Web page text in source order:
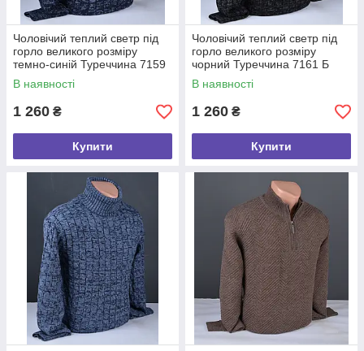
Чоловічий теплий светр під
горло великого розміру
темно-синій Туреччина 7159
Б
В наявності
1 260 ₴
Купити
Чоловічий теплий светр під
горло великого розміру
чорний Туреччина 7161 Б
В наявності
1 260 ₴
Купити